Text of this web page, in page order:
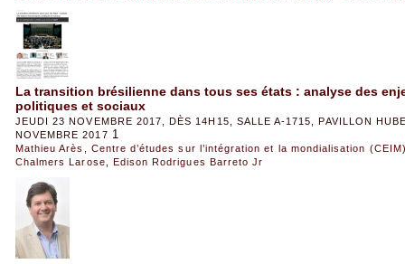
La transition brésilienne dans tous ses états : analyse des
politiques et sociaux
JEUDI 23 NOVEMBRE 2017, DÈS 14H15, SALLE A-1715, PAVILLON
NOVEMBRE 2017 1
Mathieu Arès
Centre d’études sur l’intégration et la mondialisation
Chalmers Larose
Edison Rodrigues Barreto Jr